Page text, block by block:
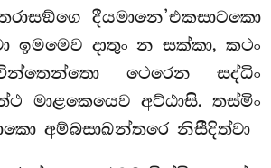
දීයමානෙ’එකසාටකො
ඉමමෙව දාතුං න සක්කා, කථං
ථෙරෙන සද්ධිං
මාළකෙයෙව අට්ඨාසි. තස්මිං
අම්බසාඛන්තරෙ නිසීදිත්වා